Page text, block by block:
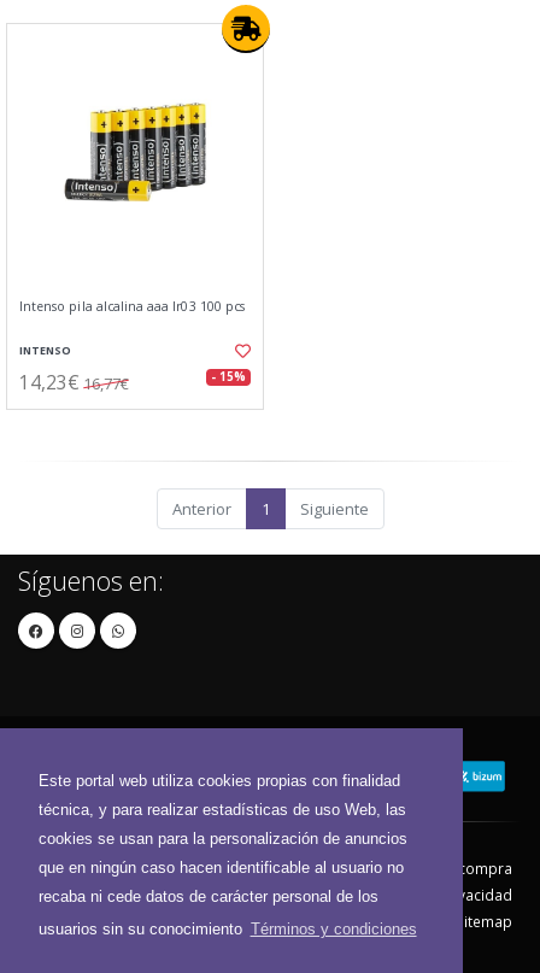
Este portal web utiliza cookies propias con finalidad
técnica, y para realizar estadísticas de uso Web, las
cookies se usan para la personalización de anuncios
que en ningún caso hacen identificable al usuario no
recaba ni cede datos de carácter personal de los
usuarios sin su conocimiento Términos y condiciones
Intenso pila alcalina aaa lr03 100 pcs
INTENSO
14,23€ 16,77€ - 15%
Anterior 1 Siguiente
Síguenos en:
Contacto Aviso Legal
Condiciones de compra
Política de envíos
Política de devolución
Política de Privacidad
Política de Cookies
Sitemap